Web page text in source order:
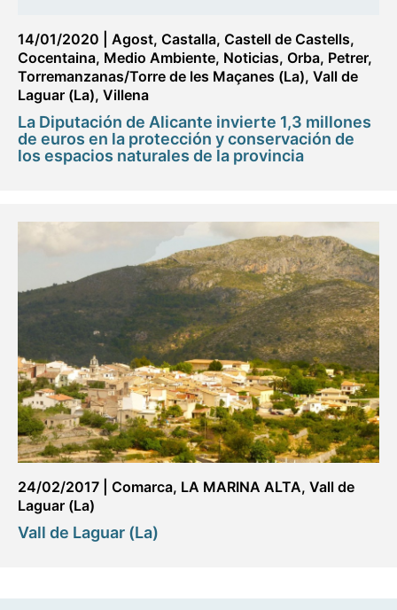
14/01/2020 Agost, Castalla, Castell de Castells,
Cocentaina, Medio Ambiente, Noticias, Orba, Petrer,
Torremanzanas/Torre de les Maçanes (La), Vall de
Laguar (La), Villena
La Diputación de Alicante invierte 1,3 millones
de euros en la protección y conservación de
los espacios naturales de la provincia
24/02/2017 Comarca, LA MARINA ALTA, Vall de
Laguar (La)
Vall de Laguar (La)